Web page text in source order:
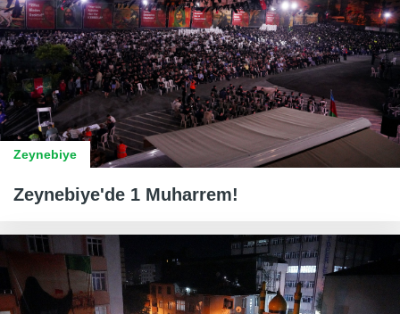
Zeynebiye
Zeynebiye'de 1 Muharrem!